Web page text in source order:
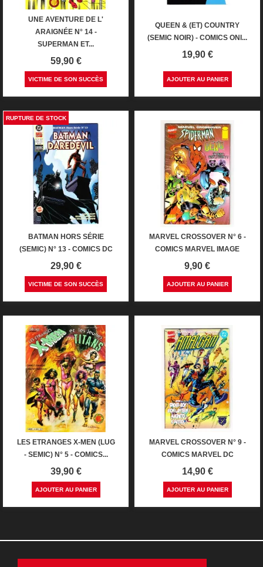
UNE AVENTURE DE L'
ARAIGNÉE N° 14 -
SUPERMAN ET...
Prix
59,90 €
VICTIME DE SON SUCCÈS
QUEEN & (ET) COUNTRY
(SEMIC NOIR) - COMICS ONI...
Prix
19,90 €
AJOUTER AU PANIER
BATMAN HORS SÉRIE
(SEMIC) N° 13 - COMICS DC
Prix
29,90 €
VICTIME DE SON SUCCÈS
RUPTURE DE STOCK
MARVEL CROSSOVER N° 6 -
COMICS MARVEL IMAGE
Prix
9,90 €
AJOUTER AU PANIER
LES ETRANGES X-MEN (LUG
- SEMIC) N° 5 - COMICS...
Prix
39,90 €
AJOUTER AU PANIER
MARVEL CROSSOVER N° 9 -
COMICS MARVEL DC
Prix
14,90 €
AJOUTER AU PANIER